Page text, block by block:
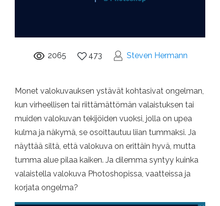
2065 473 Steven Hermann
Monet valokuvauksen ystävät kohtasivat ongelman,
kun virheellisen tai riittämättömän valaistuksen tai
muiden valokuvan tekijöiden vuoksi, jolla on upea
kulma ja näkymä, se osoittautuu liian tummaksi. Ja
näyttää siltä, ​​että valokuva on erittäin hyvä, mutta
tumma alue pilaa kaiken. Ja dilemma syntyy kuinka
valaistella valokuva Photoshopissa, vaatteissa ja
korjata ongelma?